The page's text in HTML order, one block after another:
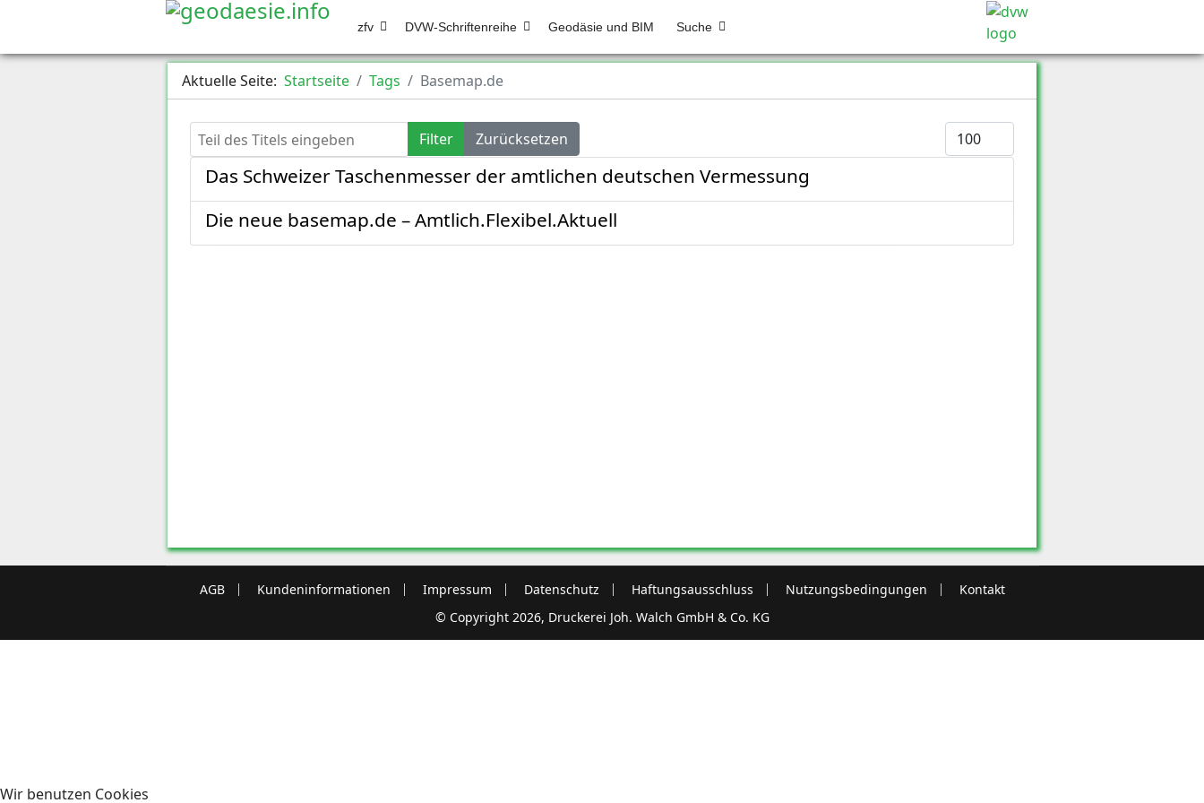
zfv DVW-Schriftenreihe Geodäsie und BIM Suche
Aktuelle Seite: Startseite Tags Basemap.de
Teil des Titels eingeben Filter Zurücksetzen Anzeige #
Das Schweizer Taschenmesser der amtlichen deutschen Vermessung
Die neue basemap.de – Amtlich.Flexibel.Aktuell
AGB Kundeninformationen Impressum Datenschutz Haftungsausschluss Nutzungsbedingungen
Kontakt
© Copyright 2026, Druckerei Joh. Walch GmbH & Co. KG
Wir benutzen Cookies